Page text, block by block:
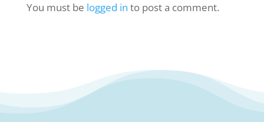
You must be logged in to post a comment.